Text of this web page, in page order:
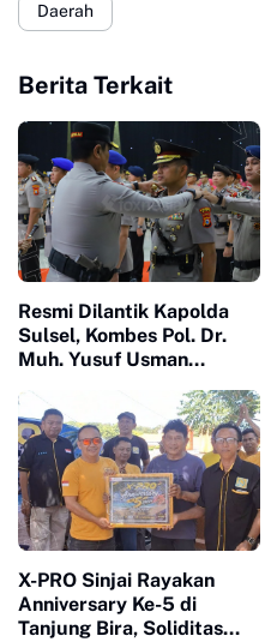
Daerah
Berita Terkait
Resmi Dilantik Kapolda
Sulsel, Kombes Pol. Dr.
Muh. Yusuf Usman
X-PRO Sinjai Rayakan
Anniversary Ke-5 di
Tanjung Bira, Soliditas